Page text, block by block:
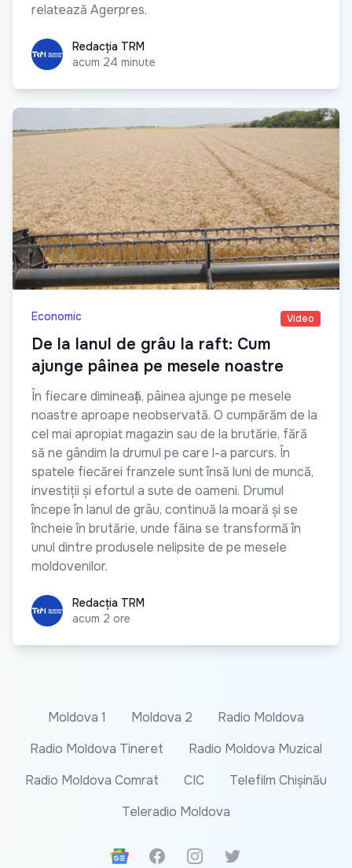
relatează Agerpres.
Redacția TRM
Redacția TRM
acum 24 minute
Economic Video
De la lanul de grâu la raft: Cum
ajunge pâinea pe mesele noastre
În fiecare dimineață, pâinea ajunge pe mesele
noastre aproape neobservată. O cumpărăm de la
cel mai apropiat magazin sau de la brutărie, fără
să ne gândim la drumul pe care l-a parcurs. În
spatele fiecărei franzele sunt însă luni de muncă,
investiții și efortul a sute de oameni. Drumul
începe în lanul de grâu, continuă la moară și se
încheie în brutărie, unde făina se transformă în
unul dintre produsele nelipsite de pe mesele
moldovenilor.
Redacția TRM
Redacția TRM
acum 2 ore
Moldova 1 Moldova 2
Radio Moldova
Radio Moldova Tineret
Radio Moldova Muzical
Radio Moldova Comrat
CIC
Telefilm Chișinău
Teleradio Moldova
Google News
FacebookInstagramTwitter